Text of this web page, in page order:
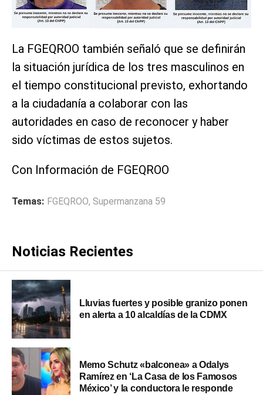
La FGEQROO también señaló que se definirán
la situación jurídica de los tres masculinos en
el tiempo constitucional previsto, exhortando
a la ciudadanía a colaborar con las
autoridades en caso de reconocer y haber
sido víctimas de estos sujetos.
Con Información de FGEQROO
Temas: FGEQROO, Supermanzana 59
Noticias Recientes
Lluvias fuertes y posible granizo ponen
en alerta a 10 alcaldías de la CDMX
Memo Schutz «balconea» a Odalys
Ramírez en ‘La Casa de los Famosos
México’ y la conductora le responde